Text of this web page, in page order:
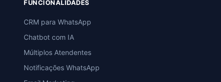
FUNCIONALIDADES
CRM para WhatsApp
Chatbot com IA
Múltiplos Atendentes
Notificações WhatsApp